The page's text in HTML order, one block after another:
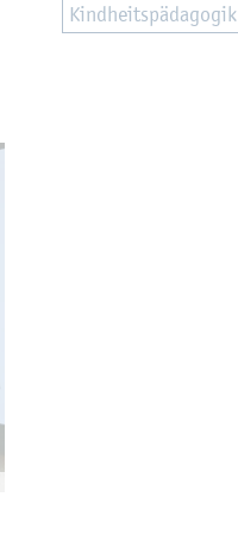
Kind­heits­päd­ago­gik